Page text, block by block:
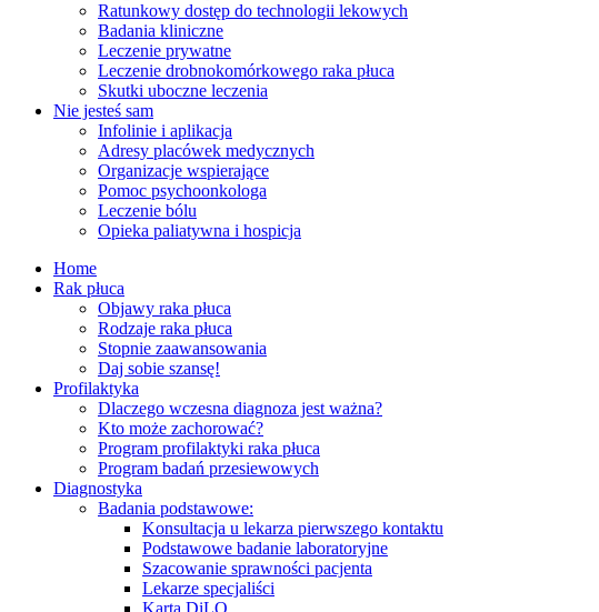
Ratunkowy dostęp do technologii lekowych
Badania kliniczne
Leczenie prywatne
Leczenie drobnokomórkowego raka płuca
Skutki uboczne leczenia
Nie jesteś sam
Infolinie i aplikacja
Adresy placówek medycznych
Organizacje wspierające
Pomoc psychoonkologa
Leczenie bólu
Opieka paliatywna i hospicja
Home
Rak płuca
Objawy raka płuca
Rodzaje raka płuca
Stopnie zaawansowania
Daj sobie szansę!
Profilaktyka
Dlaczego wczesna diagnoza jest ważna?
Kto może zachorować?
Program profilaktyki raka płuca
Program badań przesiewowych
Diagnostyka
Badania podstawowe:
Konsultacja u lekarza pierwszego kontaktu
Podstawowe badanie laboratoryjne
Szacowanie sprawności pacjenta
Lekarze specjaliści